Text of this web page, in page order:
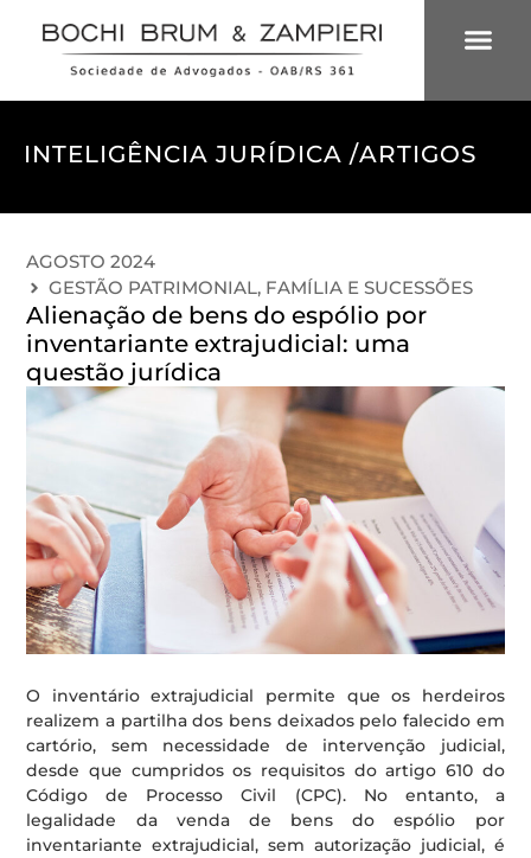
INTELIGÊNCIA JURÍDICA /ARTIGOS
AGOSTO 2024
GESTÃO PATRIMONIAL, FAMÍLIA E SUCESSÕES
Alienação de bens do espólio por
inventariante extrajudicial: uma
questão jurídica
O inventário extrajudicial permite que os herdeiros
realizem a partilha dos bens deixados pelo falecido em
cartório, sem necessidade de intervenção judicial,
desde que cumpridos os requisitos do artigo 610 do
Código de Processo Civil (CPC). No entanto, a
legalidade da venda de bens do espólio por
inventariante extrajudicial, sem autorização judicial, é